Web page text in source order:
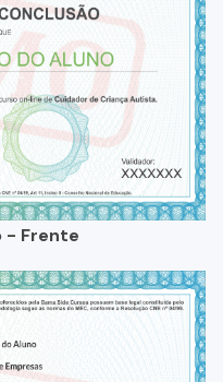
Frente